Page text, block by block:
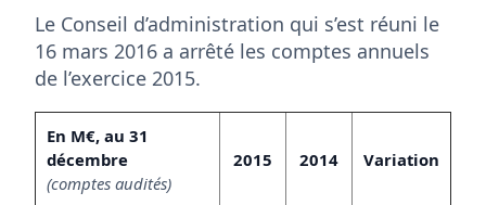
Le Conseil d’administration qui s’est réuni le
16 mars 2016 a arrêté les comptes annuels
de l’exercice 2015.
En M€, au 31
décembre
(comptes audités)
2015 2014 Variation